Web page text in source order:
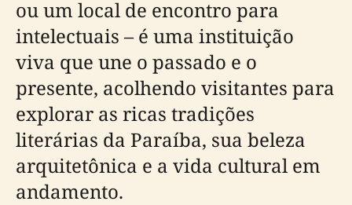
ou um local de encontro para
intelectuais – é uma instituição
viva que une o passado e o
presente, acolhendo visitantes para
explorar as ricas tradições
literárias da Paraíba, sua beleza
arquitetônica e a vida cultural em
andamento.